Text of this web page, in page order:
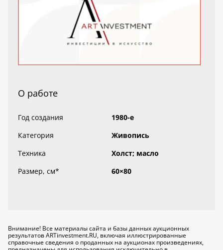
О работе
Год создания
1980-е
Категория
Живопись
Техника
Холст; масло
Размер, см* 60×80
Внимание! Все материалы сайта и базы данных аукционных
результатов ARTinvestment.RU, включая иллюстрированные
справочные сведения о проданных на аукционах произведениях,